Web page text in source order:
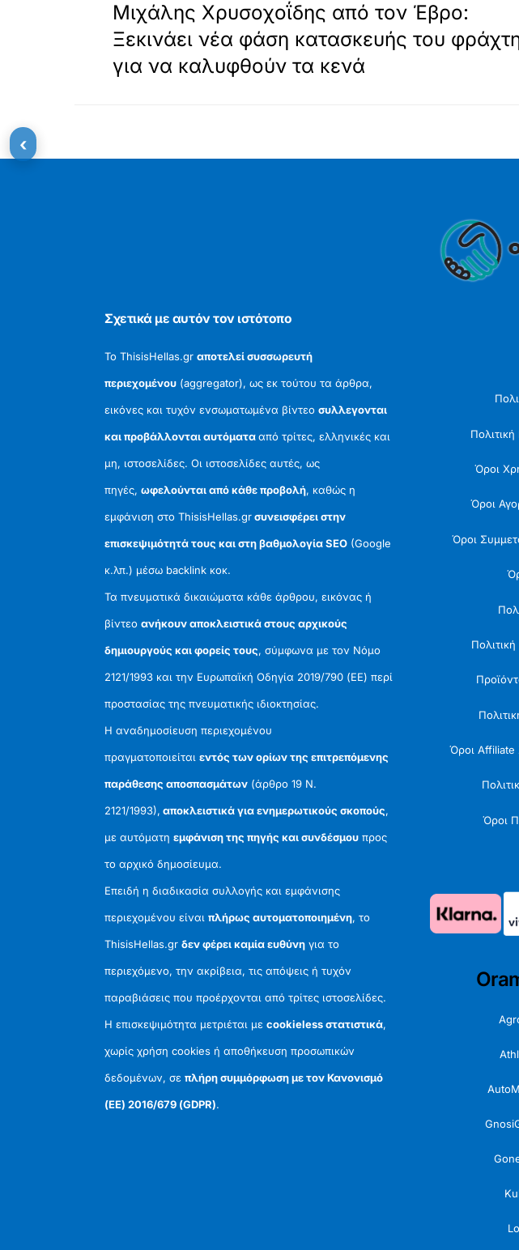
Μιχάλης Χρυσοχοΐδης από τον Έβρο:
Ξεκινάει νέα φάση κατασκευής του
για να καλυφθούν τα κενά
Σχετικά με αυτόν τον ιστότοπο
Το ThisisHellas.grαποτελεί συσσωρευτή
περιεχομένου (aggregator), ως εκ τούτου τα άρθρα,
εικόνες και τυχόν ενσωματωμένα βίντεοσυλλεγονται
και προβάλλονται αυτόματααπό τρίτες, ελληνικές και
μη, ιστοσελίδες. Οι ιστοσελίδες αυτές, ως
πηγές,ωφελούνται από κάθε προβολή, καθώς η
εμφάνιση στο ThisisHellas.grσυνεισφέρει στην
επισκεψιμότητά τους και στη βαθμολογία SEO (Google
κ.λπ.) μέσω backlink κοκ.
Τα πνευματικά δικαιώματα κάθε άρθρου, εικόνας ή
βίντεοανήκουν αποκλειστικά στους αρχικούς
δημιουργούς και φορείς τους, σύμφωνα με τον Νόμο
2121/1993 και την Ευρωπαϊκή Οδηγία 2019/790 (ΕΕ) περί
προστασίας της πνευματικής ιδιοκτησίας.
Η αναδημοσίευση περιεχομένου
πραγματοποιείταιεντός των ορίων της επιτρεπόμενης
παράθεσης αποσπασμάτων (άρθρο 19 Ν.
2121/1993), αποκλειστικά για ενημερωτικούς σκοπούς,
με αυτόματηεμφάνιση της πηγής και συνδέσμου προς
το αρχικό δημοσίευμα.
Επειδή η διαδικασία συλλογής και εμφάνισης
περιεχομένου είναιπλήρως αυτοματοποιημένη, το
ThisisHellas.grδεν φέρει καμία ευθύνη για το
περιεχόμενο, την ακρίβεια, τις απόψεις ή τυχόν
παραβιάσεις που προέρχονται από τρίτες ιστοσελίδες.
Η επισκεψιμότητα μετριέται μεcookieless στατιστικά,
χωρίς χρήση cookies ή αποθήκευση προσωπικών
δεδομένων, σεπλήρη συμμόρφωση με τον Κανονισμό
(ΕΕ) 2016/679 (GDPR).
Όροι
Όροι
Όροι
Όροι Affiliate
Όροι
‹